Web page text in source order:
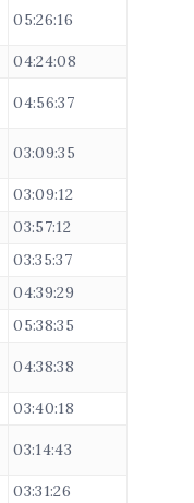
05:26:16
04:24:08
04:56:37
03:09:35
03:09:12
03:57:12
03:35:37
04:39:29
05:38:35
04:38:38
03:40:18
03:14:43
03:31:26